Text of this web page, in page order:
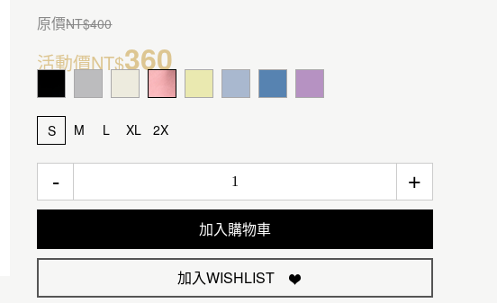
原價NT$400
活動價NT$360
S M L XL 2X
- +
加入購物車
加入WISHLIST